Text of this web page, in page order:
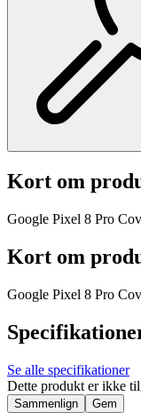
Kort om
Google Pixel 8 Pro
Kort om
Google Pixel 8 Pro
Se alle specifikationer
Dette produkt er ikke
Sammenlign Gem